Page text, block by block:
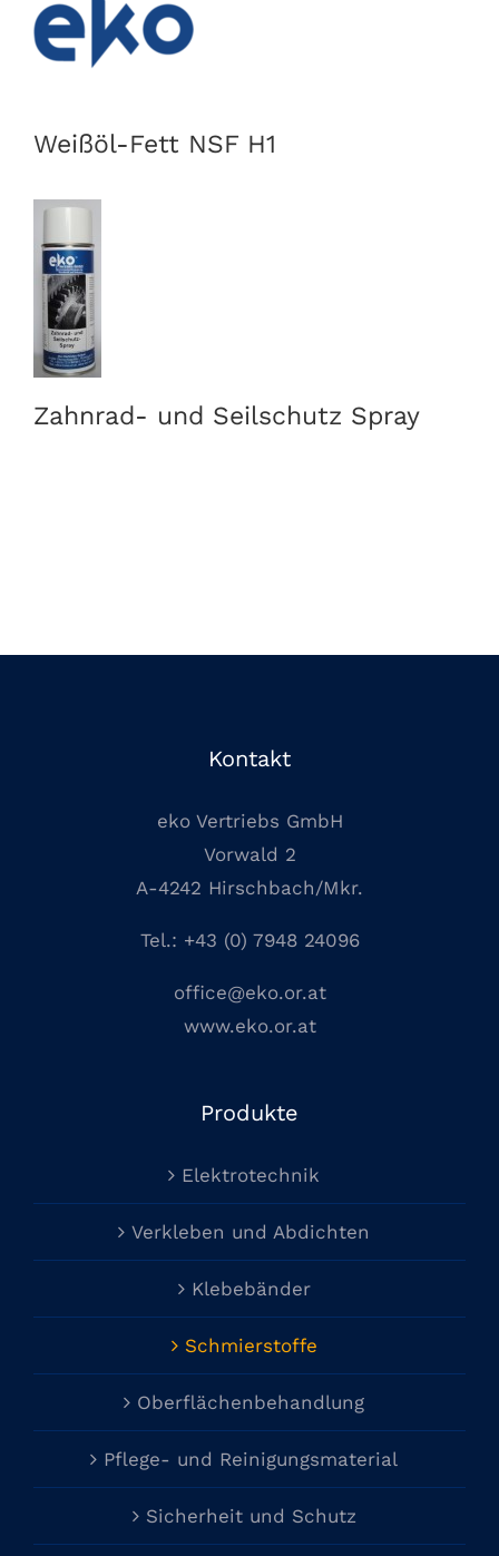
Weißöl-Fett NSF H1
Zahnrad- und Seilschutz Spray
Kontakt
eko Vertriebs GmbH
Vorwald 2
A-4242 Hirschbach/Mkr.
Tel.: +43 (0) 7948 24096
office@eko.or.at
www.eko.or.at
Produkte
Elektrotechnik
Verkleben und Abdichten
Klebebänder
Schmierstoffe
Oberflächenbehandlung
Pflege- und Reinigungsmaterial
Sicherheit und Schutz